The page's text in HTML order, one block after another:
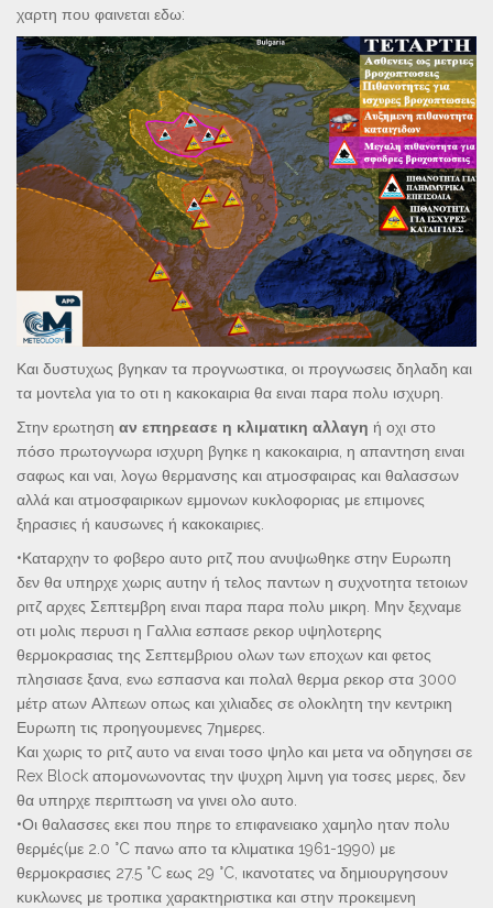
χαρτη που φαινεται εδω:
Και δυστυχως βγηκαν τα προγνωστικα, οι προγνωσεις δηλαδη και
τα μοντελα για το οτι η κακοκαιρια θα ειναι παρα πολυ ισχυρη.
Στην ερωτηση αν επηρεασε η κλιματικη αλλαγη ή οχι στο
πόσο πρωτογνωρα ισχυρη βγηκε η κακοκαιρια, η απαντηση ειναι
σαφως και ναι, λογω θερμανσης και ατμοσφαιρας και θαλασσων
αλλά και ατμοσφαιρικων εμμονων κυκλοφοριας με επιμονες
ξηρασιες ή καυσωνες ή κακοκαιριες.
•Καταρχην το φοβερο αυτο ριτζ που ανυψωθηκε στην Ευρωπη
δεν θα υπηρχε χωρις αυτην ή τελος παντων η συχνοτητα τετοιων
ριτζ αρχες Σεπτεμβρη ειναι παρα παρα πολυ μικρη. Μην ξεχναμε
οτι μολις περυσι η Γαλλια εσπασε ρεκορ υψηλοτερης
θερμοκρασιας της Σεπτεμβριου ολων των εποχων και φετος
πλησιασε ξανα, ενω εσπασνα και πολαλ θερμα ρεκορ στα 3000
μέτρ ατων Αλπεων οπως και χιλιαδες σε ολοκλητη την κεντρικη
Ευρωπη τις προηγουμενες 7ημερες.
Και χωρις το ριτζ αυτο να ειναι τοσο ψηλο και μετα να οδηγησει σε
Rex Block απομονωνοντας την ψυχρη λιμνη για τοσες μερες, δεν
θα υπηρχε περιπτωση να γινει ολο αυτο.
•Οι θαλασσες εκει που πηρε το επιφανειακο χαμηλο ηταν πολυ
θερμές(με 2.0 °C πανω απο τα κλιματικα 1961-1990) με
θερμοκρασιες 27.5 °C εως 29 °C, ικανοτατες να δημιουργησουν
κυκλωνες με τροπικα χαρακτηριστικα και στην προκειμενη